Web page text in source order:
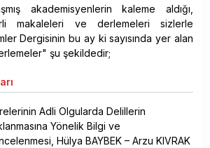
akademisyenlerin kaleme aldığı,
makaleleri ve derlemeleri sizlerle
Dergisinin bu ay ki sayısında yer alan
şu şekildedir;
Adli Olgularda Delillerin
Yönelik Bilgi ve
Hülya BAYBEK – Arzu KIVRAK